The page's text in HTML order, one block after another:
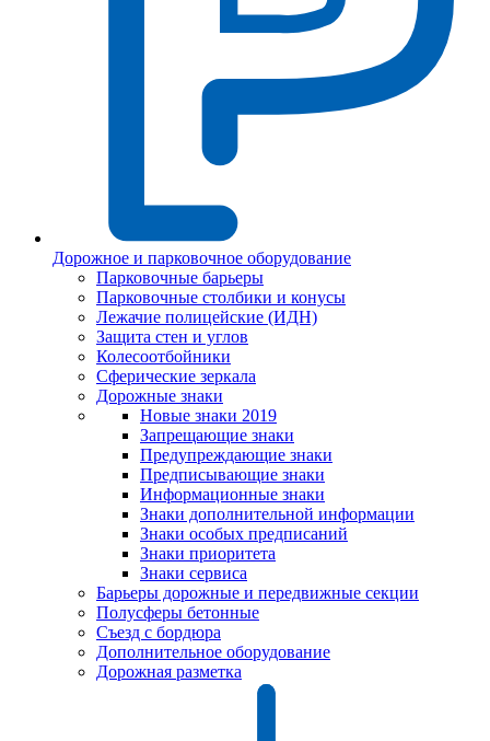
Дорожное и парковочное оборудование
Парковочные барьеры
Парковочные столбики и конусы
Лежачие полицейские (ИДН)
Защита стен и углов
Колесоотбойники
Сферические зеркала
Дорожные знаки
Новые знаки 2019
Запрещающие знаки
Предупреждающие знаки
Предписывающие знаки
Информационные знаки
Знаки дополнительной информации
Знаки особых предписаний
Знаки приоритета
Знаки сервиса
Барьеры дорожные и передвижные секции
Полусферы бетонные
Съезд с бордюра
Дополнительное оборудование
Дорожная разметка